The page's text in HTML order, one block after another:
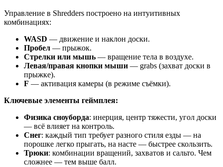
Управление в Shredders построено на интуитивных
комбинациях:
WASD — движение и наклон доски.
Пробел — прыжок.
Стрелки или мышь — вращение тела в воздухе.
Левая/правая кнопки мыши — grabs (захват доски в
прыжке).
F — активация камеры (в режиме съёмки).
Ключевые элементы геймплея:
Физика сноуборда: инерция, центр тяжести, угол доски
— всё влияет на контроль.
Снег: каждый тип требует разного стиля езды — на
порошке легко прыгать, на насте — быстрее скользить.
Трюки: комбинации вращений, захватов и сальто. Чем
сложнее — тем выше балл.